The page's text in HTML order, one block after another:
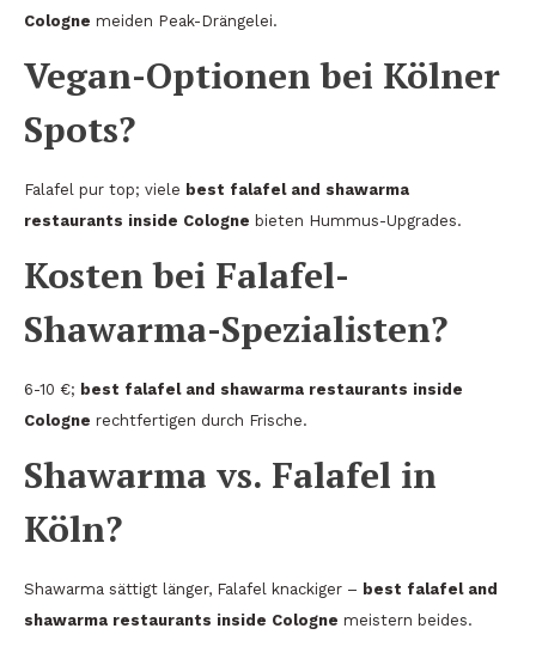
Cologne meiden Peak-Drängelei.
Vegan-Optionen bei Kölner
Spots?
Falafel pur top; viele best falafel and shawarma
restaurants inside Cologne bieten Hummus-Upgrades.
Kosten bei Falafel-
Shawarma-Spezialisten?
6-10 €; best falafel and shawarma restaurants inside
Cologne rechtfertigen durch Frische.
Shawarma vs. Falafel in
Köln?
Shawarma sättigt länger, Falafel knackiger – best falafel and
shawarma restaurants inside Cologne meistern beides.